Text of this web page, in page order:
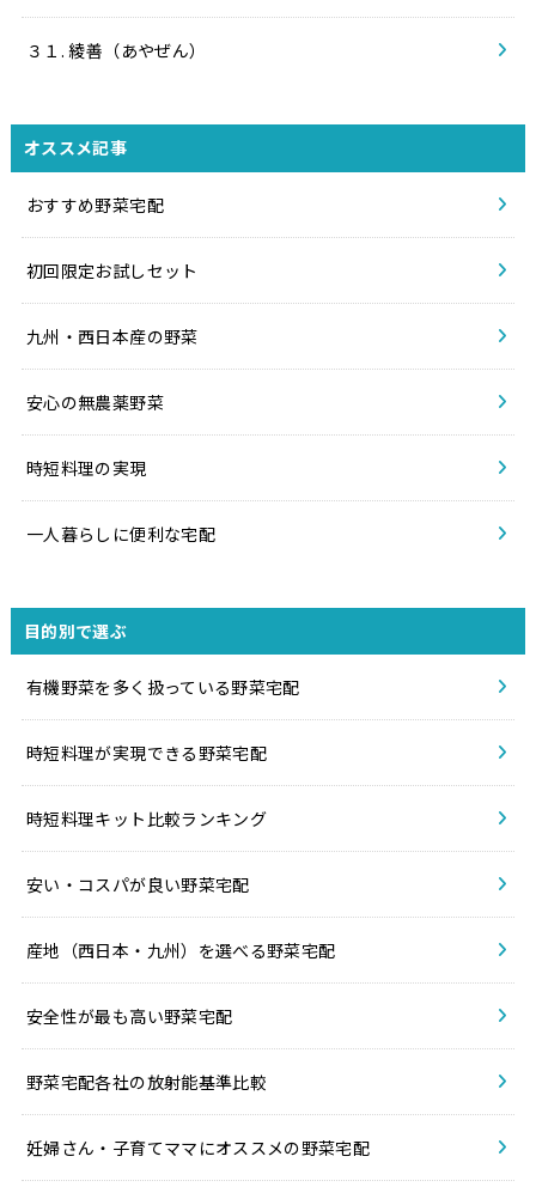
３１. 綾善（あやぜん）
オススメ記事
おすすめ野菜宅配
初回限定お試しセット
九州・西日本産の野菜
安心の無農薬野菜
時短料理の実現
一人暮らしに便利な宅配
目的別で選ぶ
有機野菜を多く扱っている野菜宅配
時短料理が実現できる野菜宅配
時短料理キット比較ランキング
安い・コスパが良い野菜宅配
産地（西日本・九州）を選べる野菜宅配
安全性が最も高い野菜宅配
野菜宅配各社の放射能基準比較
妊婦さん・子育てママにオススメの野菜宅配